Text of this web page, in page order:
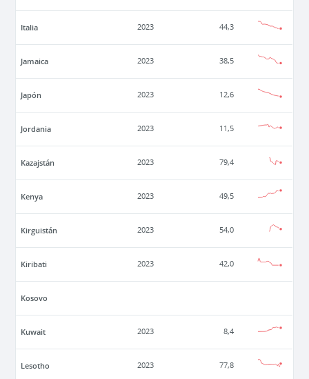
Italia 2023 44,3
Jamaica 2023 38,5
Japón 2023 12,6
Jordania 2023 11,5
Kazajstán 2023 79,4
Kenya 2023 49,5
Kirguistán 2023 54,0
Kiribati 2023 42,0
Kosovo
Kuwait 2023 8,4
Lesotho 2023 77,8